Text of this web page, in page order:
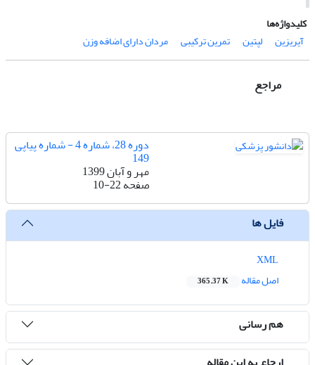
کلیدواژه‌ها
آیریزین
لپتین تمرین ترکیبی مردان دارای اضافه وزن
مراجع
دوره 28، شماره 4 - شماره پیاپی
149
مهر و آبان 1399
صفحه10-22
فایل ها
اصل مقاله
365.37 K
هم رسانی